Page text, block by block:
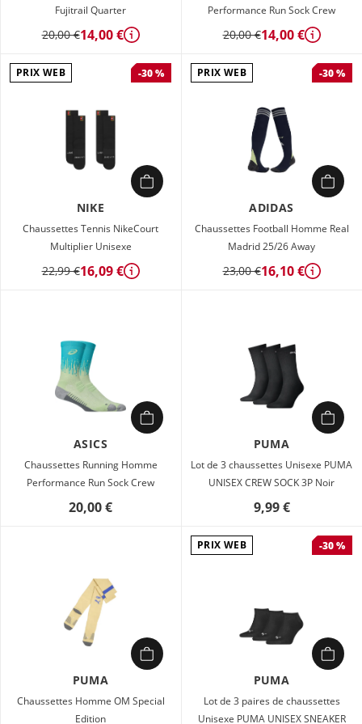
Fujitrail Quarter
20,00 €14,00 € Détails
Performance Run Sock Crew
20,00 €14,00 € Détails
PRIX WEB -30 %
NIKE
Chaussettes Tennis NikeCourt
Multiplier Unisexe
22,99 €16,09 € Détails
PRIX WEB -30 %
ADIDAS
Chaussettes Football Homme Real
Madrid 25/26 Away
23,00 €16,10 € Détails
ASICS
Chaussettes Running Homme
Performance Run Sock Crew
20,00 €
PUMA
Lot de 3 chaussettes Unisexe PUMA
UNISEX CREW SOCK 3P Noir
9,99 €
PUMA
Chaussettes Homme OM Special
Edition
PRIX WEB -30 %
PUMA
Lot de 3 paires de chaussettes
Unisexe PUMA UNISEX SNEAKER